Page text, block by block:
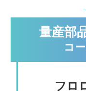
量産部
コ
フロ